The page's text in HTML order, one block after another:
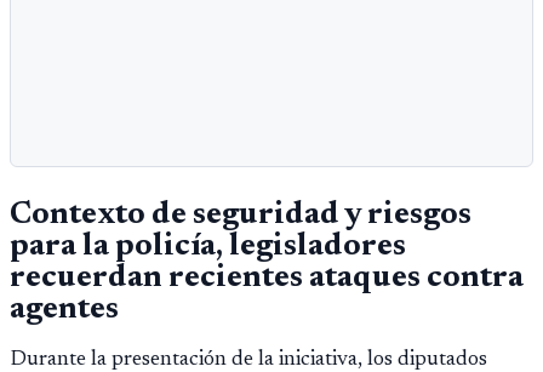
Contexto de seguridad y riesgos
para la policía, legisladores
recuerdan recientes ataques contra
agentes
Durante la presentación de la iniciativa, los diputados